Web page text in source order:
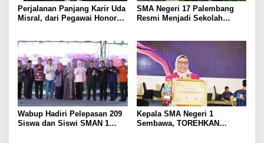
Perjalanan Panjang Karir Uda
Misral, dari Pegawai Honorer
Eselon III
SMA Negeri 17 Palembang
Resmi Menjadi Sekolah
Wabup Hadiri Pelepasan 209
Siswa dan Siswi SMAN 1
Kepala SMA Negeri 1
Sembawa, TOREHKAN